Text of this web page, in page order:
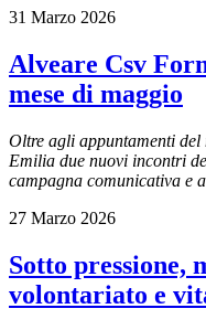
31 Marzo 2026
Alveare Csv
mese di maggio
Oltre agli appuntamenti
Emilia due nuovi incontri
campagna comunicativa e
27 Marzo 2026
Sotto pressione,
volontariato e